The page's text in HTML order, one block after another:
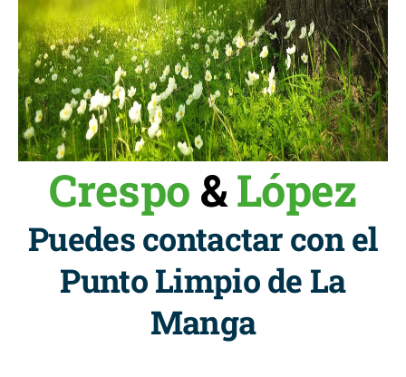
Crespo &López
Puedes contactar con el
Punto Limpio de La
Manga